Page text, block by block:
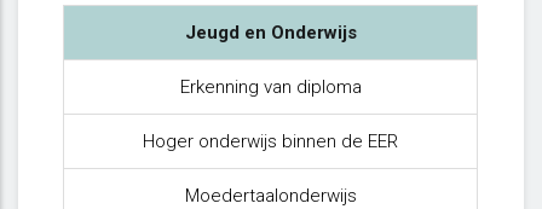
Jeugd en Onderwijs
Erkenning van diploma
Hoger onderwijs binnen de EER
Moedertaalonderwijs